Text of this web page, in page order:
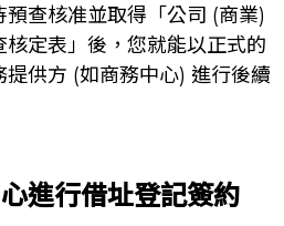
查核准並取得「公司 (商業)
定表」後，您就能以正式的
供方 (如商務中心) 進行後續
進行借址登記簽約